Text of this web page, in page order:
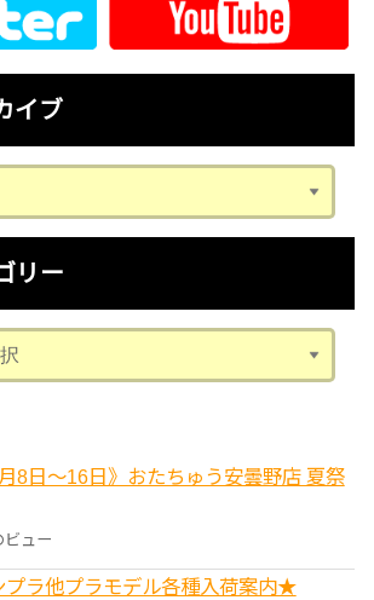
イブ
リー
8日～16日》おたちゅう安曇野店 夏祭
ビュー
ラ他プラモデル各種入荷案内★